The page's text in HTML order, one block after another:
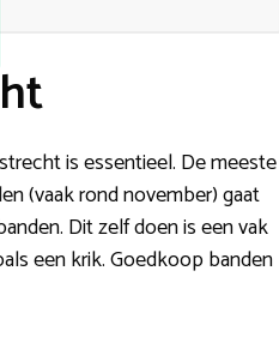
is essentieel. De meeste
(vaak rond november) gaat
Dit zelf doen is een vak
een krik. Goedkoop banden